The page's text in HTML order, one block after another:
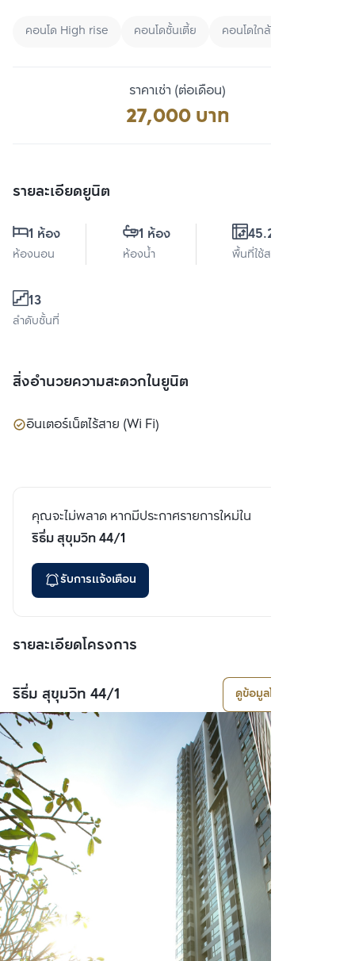
คอนโด High rise คอนโดชั้นเตี้ย คอนโดใกล้ MRT
ราคาเช่า (ต่อเดือน)
27,000 บาท
รายละเอียดยูนิต
1 ห้อง
ห้องนอน
1 ห้อง
ห้องน้ำ
45.23 ตร.ม.
พื้นที่ใช้สอย
13
ลำดับชั้นที่
สิ่งอำนวยความสะดวกในยูนิต
อินเตอร์เน็ตไร้สาย (Wi Fi)
คุณจะไม่พลาด หากมีประกาศรายการใหม่ใน
ริธึ่ม สุขุมวิท 44/1
รับการแจ้งเตือน
รายละเอียดโครงการ
ริธึ่ม สุขุมวิท 44/1 ดูข้อมูลโครงการ